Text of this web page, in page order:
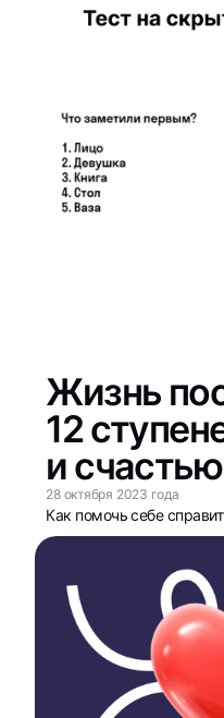
Жизнь
12
и счастью
28 октября 2023 года
Как помочь себе